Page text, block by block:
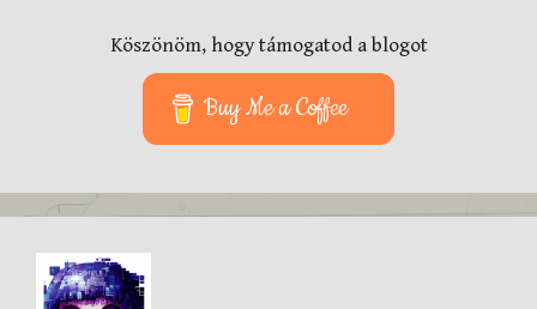
Köszönöm, hogy támogatod a blogot
Buy Me a Coffee